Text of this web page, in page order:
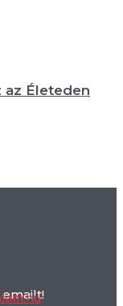
az Életeden